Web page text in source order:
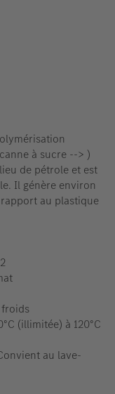
à sucre --> )
de pétrole et est
Il génère environ
au plastique
(illimitée) à 120°C
au lave-